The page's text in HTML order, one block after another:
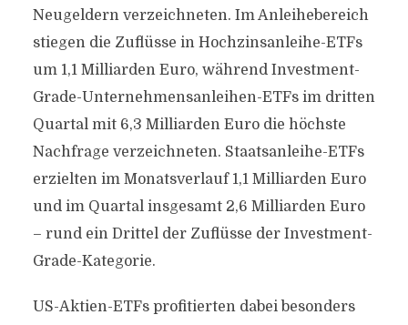
Neugeldern verzeichneten. Im Anleihebereich
stiegen die Zuflüsse in Hochzinsanleihe-ETFs
um 1,1 Milliarden Euro, während Investment-
Grade-Unternehmensanleihen-ETFs im dritten
Quartal mit 6,3 Milliarden Euro die höchste
Nachfrage verzeichneten. Staatsanleihe-ETFs
erzielten im Monatsverlauf 1,1 Milliarden Euro
und im Quartal insgesamt 2,6 Milliarden Euro
– rund ein Drittel der Zuflüsse der Investment-
Grade-Kategorie.
US-Aktien-ETFs profitierten dabei besonders